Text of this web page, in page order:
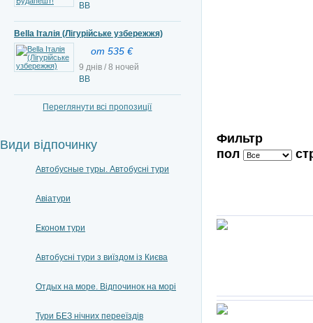
Фильтр
пол
BB
Bella Італія (Лігурійське узбережжя)
от 535 €
9 днів / 8 ночей
ВВ
Переглянути всі пропозиції
Види відпочинку
Автобусные туры. Автобусні тури
Авіатури
Економ тури
Автобусні тури з виїздом із Києва
Отдых на море. Відпочинок на морі
Тури БЕЗ нічних перееїздів